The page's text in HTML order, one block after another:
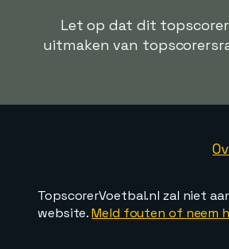
Let op dat dit
uitmaken van
TopscorerVoetbal.nl zal niet
website.Meld fouten of neem